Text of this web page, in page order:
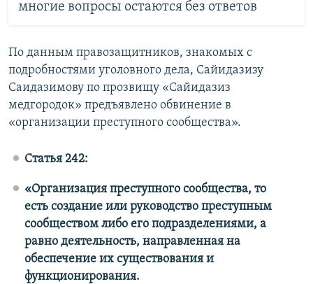
многие вопросы остаются без ответов
По данным правозащитников, знакомых с
подробностями уголовного дела, Сайидазизу
Саидазимову по прозвищу «Сайидазиз
медгородок» предъявлено обвинение в
«организации преступного сообщества».
Статья 242:
«Организация преступного сообщества, то
есть создание или руководство преступным
сообществом либо его подразделениями, а
равно деятельность, направленная на
обеспечение их существования и
функционирования.